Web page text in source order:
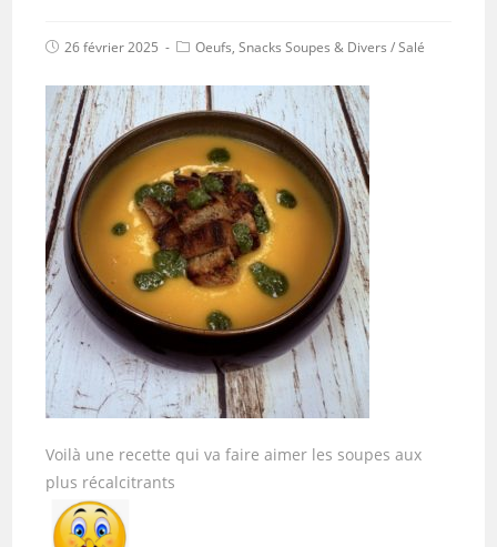
26 février 2025 Oeufs, Snacks Soupes & Divers /Salé
Voilà une recette qui va faire aimer les soupes aux
plus récalcitrants